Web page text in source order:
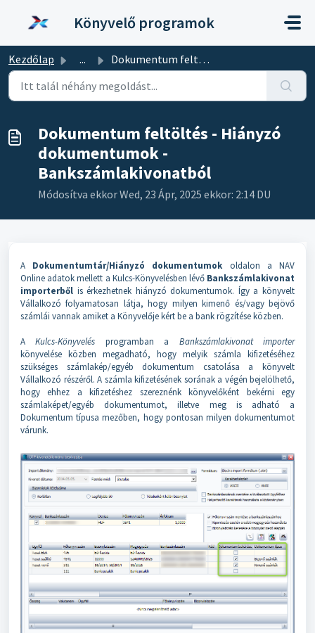
Könyvelő programok
Kezdőlap ... Dokumentum feltöltés - Hiányzó dokumentumok - Bankszámlak...
Dokumentum feltöltés - Hiányzó
dokumentumok -
Bankszámlakivonatból
Módosítva ekkor Wed, 23 Ápr, 2025 ekkor: 2:14 DU
A Dokumentumtár/Hiányzó dokumentumok oldalon a NAV
Online adatok mellett a Kulcs-Könyvelésben lévő Bankszámlakivonat
importerből is érkezhetnek hiányzó dokumentumok. Így a könyvelt
Vállalkozó folyamatosan látja, hogy milyen kimenő és/vagy bejövő
számlái vannak amiket a Könyvelője kért be a bank rögzítése közben.
AKulcs-Könyvelés programban a Bankszámlakivonat importer
könyvelése közben megadható, hogy melyik számla kifizetéséhez
szükséges számlakép/egyéb dokumentum csatolása a könyvelt
Vállalkozó részéről. A számla kifizetésének sorának a végén bejelölhető,
hogy ehhez a kifizetéshez szereznénk könyvelőként bekérni egy
számlaképet/egyéb dokumentumot, illetve meg is adható a
Dokumentum típusa mezőben, hogy pontosan milyen dokumentumot
várunk.